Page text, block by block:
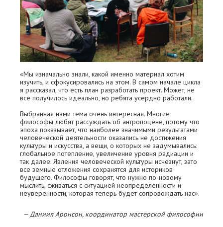
«Мы изначально знали, какой именно материал хотим
изучить, и сфокусировались на этом. В самом начале цикла
я рассказал, что есть план разработать проект. Может, не
все получилось идеально, но ребята усердно работали.
Выбранная нами тема очень интересная. Многие
философы любят рассуждать об антропоцене, потому что
эпоха показывает, что наиболее значимыми результатами
человеческой деятельности оказались не достижения
культуры и искусства, а вещи, о которых не задумывались:
глобальное потепление, увеличение уровня радиации и
так далее. Явления человеческой культуры исчезнут, зато
все земные отложения сохранятся для историков
будущего. Философы говорят, что нужно по-новому
мыслить, сживаться с ситуацией неопределенности и
неуверенности, которая теперь будет сопровождать нас».
— Даниил Аронсон, координатор мастерской философии